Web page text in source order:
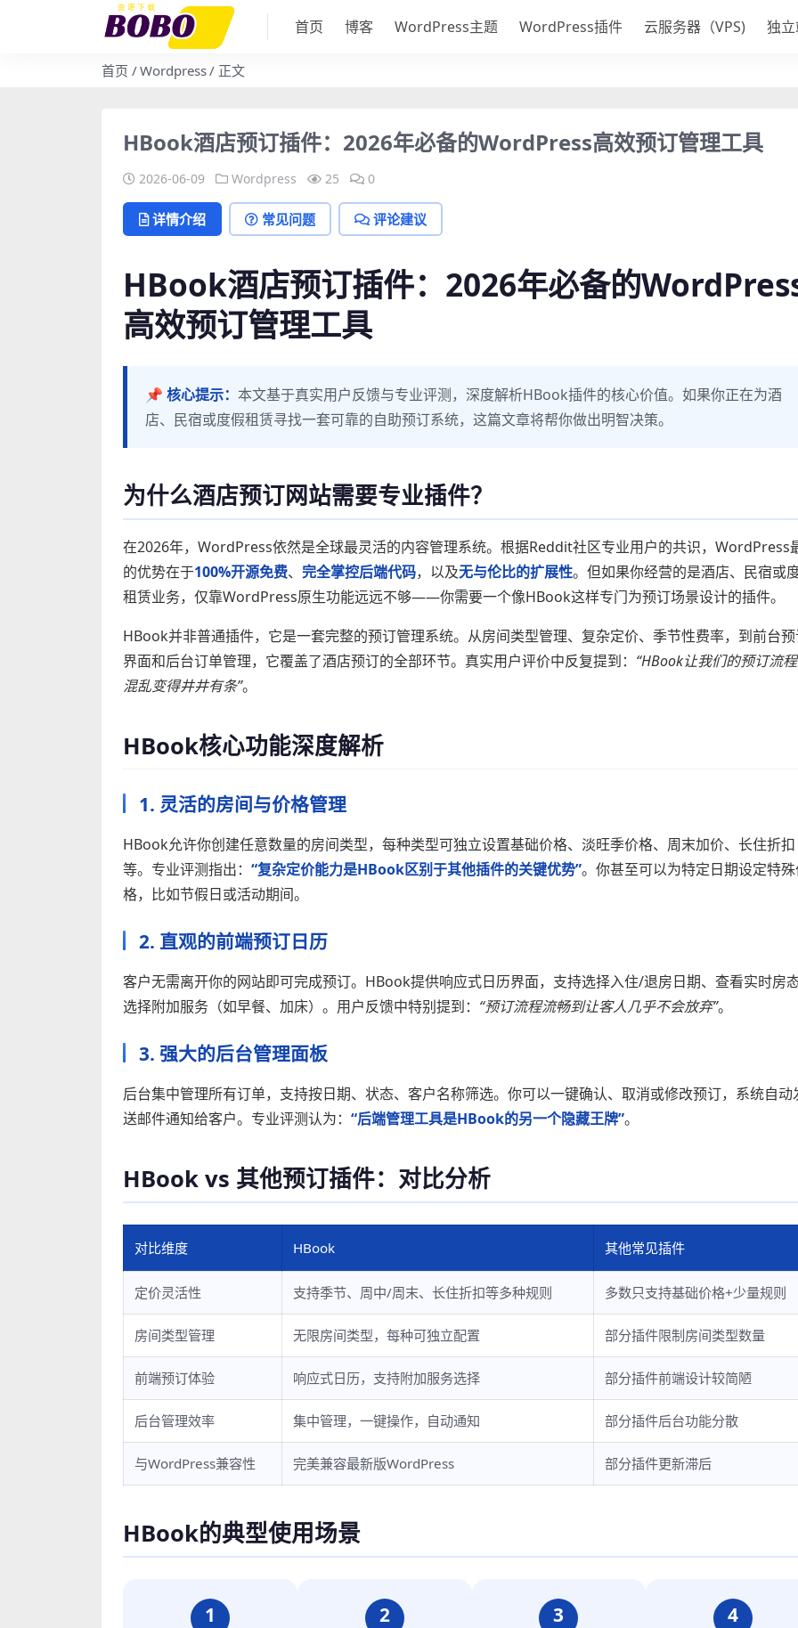
首页 博客 WordPress主题 WordPress插件 云服务器（VPS) 独
首页 Wordpress 正文
HBook酒店预订插件：2026年必备的WordPress高效预订管理工具
2026-06-09 Wordpress 25 0
详情介绍 常见问题 评论建议
HBook酒店预订插件：2026年必备的
高效预订管理工具
📌 核心提示： 本文基于真实用户反馈与专业评测，深度解析HBook插件的核心价值。如果你正在为酒
店、民宿或度假租赁寻找一套可靠的自助预订系统，这篇文章将帮你做出明智决策。
为什么酒店预订网站需要专业插件？
在2026年，WordPress依然是全球最灵活的内容管理系统。根据Reddit社区专业用户的共识，WordPress
的优势在于100%开源免费、 完全掌控后端代码，以及无与伦比的扩展性。但如果你经营的是酒店、民宿或
租赁业务，仅靠WordPress原生功能远远不够——你需要一个像HBook这样专门为预订场景设计的插件。
HBook并非普通插件，它是一套完整的预订管理系统。从房间类型管理、复杂定价、季节性费率，到前台
界面和后台订单管理，它覆盖了酒店预订的全部环节。真实用户评价中反复提到： “HBook让我们的预订流
混乱变得井井有条”。
HBook核心功能深度解析
1. 灵活的房间与价格管理
HBook允许你创建任意数量的房间类型，每种类型可独立设置基础价格、淡旺季价格、周末加价、长住折扣
等。专业评测指出： “复杂定价能力是HBook区别于其他插件的关键优势”。你甚至可以为特定日期设定特
格，比如节假日或活动期间。
2. 直观的前端预订日历
客户无需离开你的网站即可完成预订。HBook提供响应式日历界面，支持选择入住/退房日期、查看实时房态
选择附加服务（如早餐、加床）。用户反馈中特别提到： “预订流程流畅到让客人几乎不会放弃”。
3. 强大的后台管理面板
后台集中管理所有订单，支持按日期、状态、客户名称筛选。你可以一键确认、取消或修改预订，系统自动
送邮件通知给客户。专业评测认为： “后端管理工具是HBook的另一个隐藏王牌”。
HBook vs 其他预订插件：对比分析
对比维度 HBook 其他常见插件
定价灵活性 支持季节、周中/周末、长住折扣等多种规则 多数只支持基础价格+少量规则
房间类型管理 无限房间类型，每种可独立配置 部分插件限制房间类型数量
前端预订体验 响应式日历，支持附加服务选择 部分插件前端设计较简陋
后台管理效率 集中管理，一键操作，自动通知 部分插件后台功能分散
与WordPress兼容性 完美兼容最新版WordPress 部分插件更新滞后
HBook的典型使用场景
1 2 3 4